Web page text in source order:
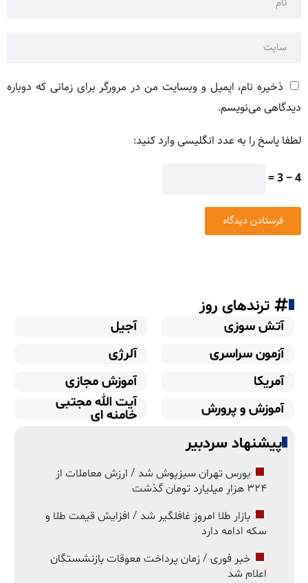
ذخیره نام، ایمیل و وبسایت من در مرورگر برای زمانی که دوباره
دیدگاهی می‌نویسم.
لطفا پاسخ را به عدد انگلیسی وارد کنید:
4 − 3 =
ترندهای روز
آتش سوزی
آجیل
آزمون سراسری
آلرژی
آمریکا
آموزش مجازی
آموزش و پرورش
آیت الله مجتبی
خامنه ای
پیشنهاد سردبیر
بورس تهران سبزپوش شد / ارزش معاملات از
۳۲۴ هزار میلیارد تومان گذشت
بازار طلا امروز غافلگیر شد / افزایش قیمت طلا و
سکه ادامه دارد
خبر فوری / زمان پرداخت معوقات بازنشستگان
اعلام شد